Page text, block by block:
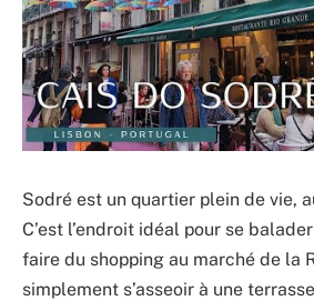
Sodré est un quartier plein de vie,
C’est l’endroit idéal pour se
faire du shopping au marché de la
simplement s’asseoir à une